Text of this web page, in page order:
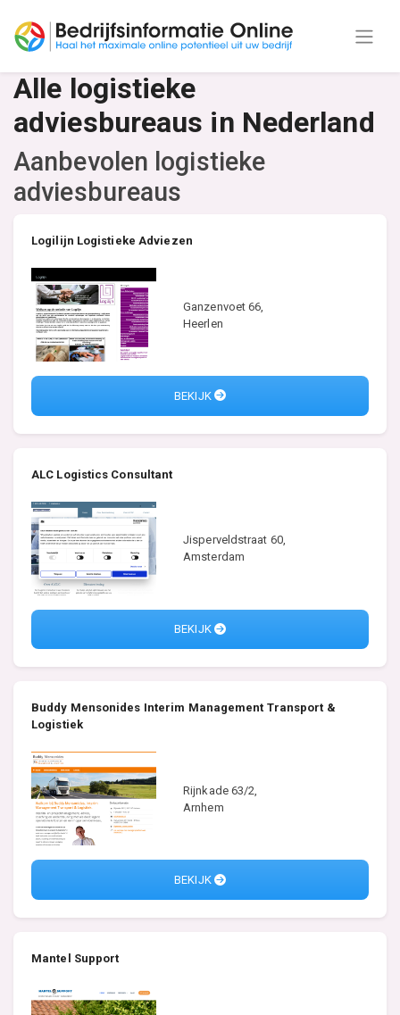
Alle logistieke
adviesbureaus in Nederland
Aanbevolen logistieke
adviesbureaus
Logilijn Logistieke Adviezen
Ganzenvoet 66,
Heerlen
BEKIJK
ALC Logistics Consultant
Jisperveldstraat 60,
Amsterdam
BEKIJK
Buddy Mensonides Interim Management Transport &
Logistiek
Rijnkade 63/2,
Arnhem
BEKIJK
Mantel Support